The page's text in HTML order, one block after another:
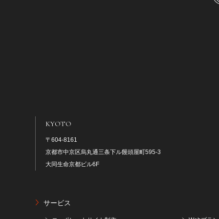
KYOTO
〒604-8161
京都市中京区烏丸通三条下ル饅頭屋町595-3
大同生命京都ビル6F
サービス